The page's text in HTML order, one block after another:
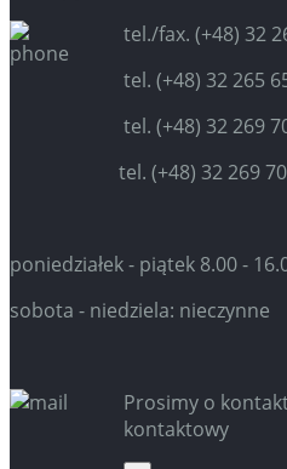
tel./fax. (+48) 32
tel. (+48) 32 265
tel. (+48) 32 269
tel. (+48) 32 269
poniedziałek - piątek 8.00 -
sobota - niedziela: nieczynne
Prosimy o
kontaktowy